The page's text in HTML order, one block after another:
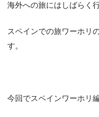
海外への旅にはしばらく
スペインでの旅ワーホリ
す。
今回でスペインワーホリ